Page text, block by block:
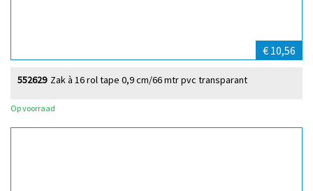
€ 10,56
Zak à 16 rol tape 0,9 cm/66 mtr pvc transparant
552629
Op voorraad